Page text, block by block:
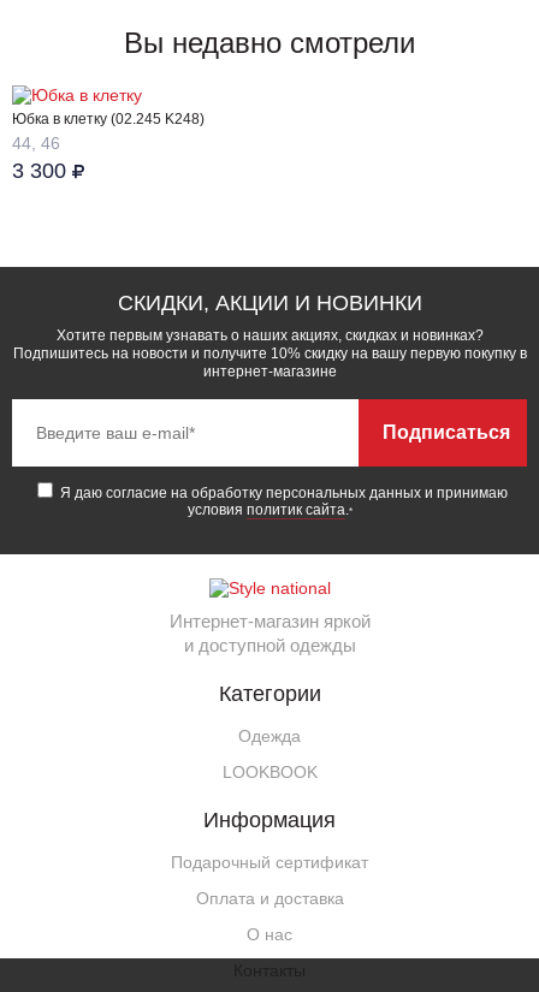
Вы недавно смотрели
Юбка в клетку (02.245 K248)
44, 46
3 300
СКИДКИ, АКЦИИ И НОВИНКИ
Хотите первым узнавать о наших акциях, скидках и новинках?
Подпишитесь на новости и получите 10% скидку на вашу первую покупку в
интернет-магазине
Я даю согласие на обработку персональных данных и принимаю
условия политик сайта.*
Подписаться
Интернет-магазин яркой
и доступной одежды
Категории
Одежда
LOOKBOOK
Информация
Подарочный сертификат
Оплата и доставка
О нас